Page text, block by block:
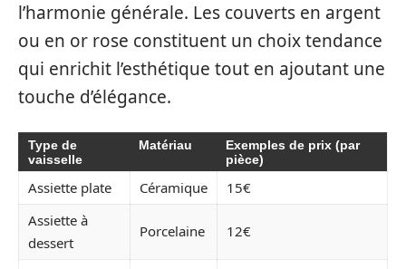
l’harmonie générale. Les couverts en argent
ou en or rose constituent un choix tendance
qui enrichit l’esthétique tout en ajoutant une
touche d’élégance.
Type de
vaisselle
Matériau
Exemples de prix (par
pièce)
Assiette plate Céramique
15€
Assiette à
dessert
Porcelaine 12€